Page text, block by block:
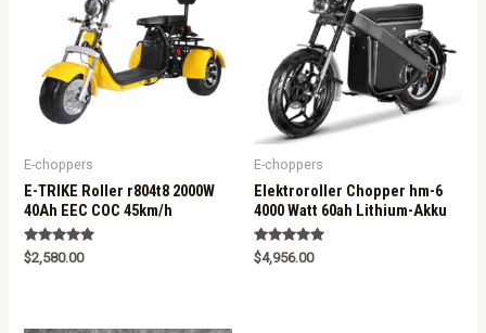
E-choppers
E-TRIKE Roller r804t8 2000W
40Ah EEC COC 45km/h
Rated
5.00
$2,580.00
E-choppers
Elektroroller Chopper hm-6
4000 Watt 60ah Lithium-Akku
Rated
5.00
$4,956.00